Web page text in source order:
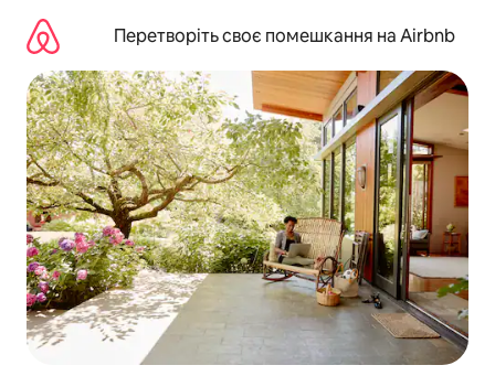
вмісту
Перетворіть своє помешкання на Airbnb